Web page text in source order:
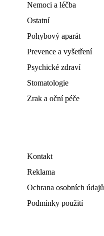
Nemoci a léčba
Ostatní
Pohybový aparát
Prevence a vyšetření
Psychické zdraví
Stomatologie
Zrak a oční péče
Kontakt
Reklama
Ochrana osobních údajů
Podmínky použití